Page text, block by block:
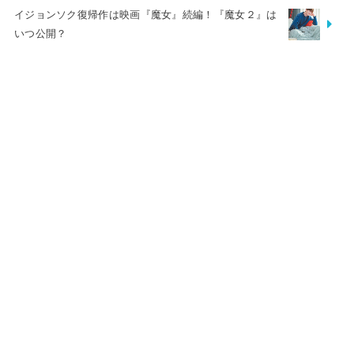
イジョンソク復帰作は映画『魔女』続編！『魔女２』は
いつ公開？